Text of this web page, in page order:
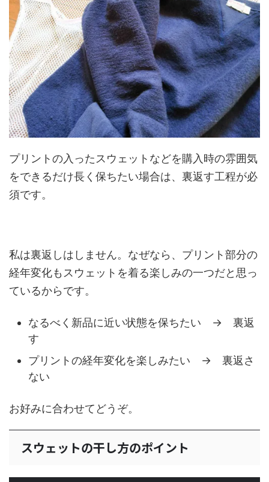
プリントの入ったスウェットなどを購入時の雰囲気
をできるだけ長く保ちたい場合は、裏返す工程が必
須です。
私は裏返しはしません。なぜなら、プリント部分の
経年変化もスウェットを着る楽しみの一つだと思っ
ているからです。
なるべく新品に近い状態を保ちたい → 裏返
す
プリントの経年変化を楽しみたい → 裏返さ
ない
お好みに合わせてどうぞ。
スウェットの干し方のポイント